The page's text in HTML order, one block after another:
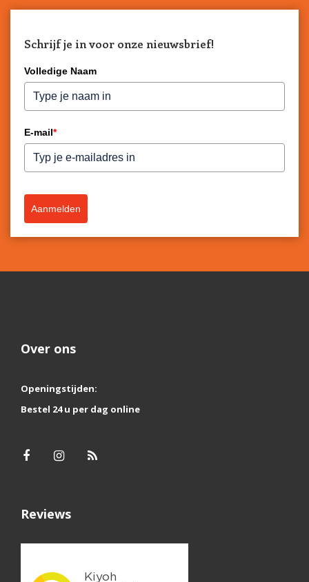
Schrijf je in voor onze nieuwsbrief!
Volledige Naam
E-mail*
Aanmelden
Over ons
Openingstijden:
Bestel 24 u per dag online
Reviews